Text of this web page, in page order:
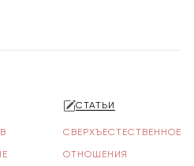
СТАТЬИ
СВЕРХЪЕСТЕСТВЕННОЕ
ОТНОШЕНИЯ